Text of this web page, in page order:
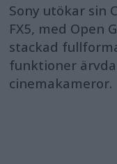
Sony utökar sin
FX5, med Open
stackad
funktioner
cinemakameror.